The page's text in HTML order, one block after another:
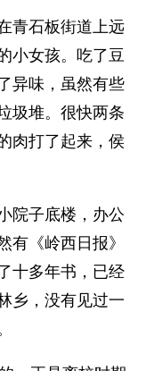
青石板街道上远
小女孩。吃了豆
异味，虽然有些
圾堆。很快两条
肉打了起来，侯
子底楼，办公
有《岭西日报》
十多年书，已经
乡，没有见过一